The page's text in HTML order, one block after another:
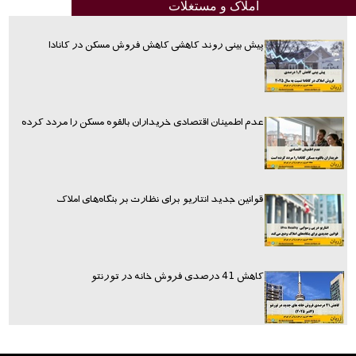
املاک و مستغلات
پیش بینی روند کاهشی کاهش فروش مسکن در کانادا
عدم اطمینان اقتصادی خریداران بالقوه مسکن را مردد کرده
قوانین جدید انتاریو برای نظارت بر بنگاه‌های املاک
کاهش 41 درصدی فروش خانه در تورنتو